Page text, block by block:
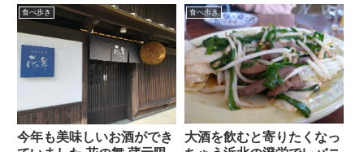
食べ歩き
今年も美味しいお酒ができ
食べ歩き
大酒を飲むと寄りたくなっ